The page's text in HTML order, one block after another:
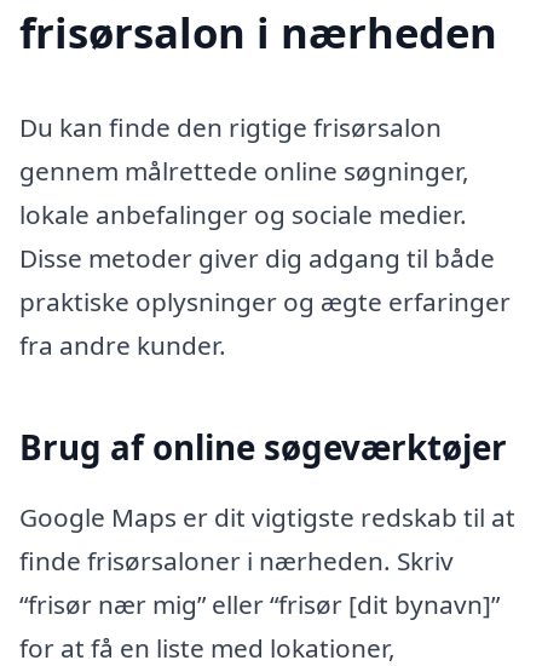
frisørsalon i nærheden
Du kan finde den rigtige frisørsalon
gennem målrettede online søgninger,
lokale anbefalinger og sociale medier.
Disse metoder giver dig adgang til både
praktiske oplysninger og ægte erfaringer
fra andre kunder.
Brug af online søgeværktøjer
Google Maps er dit vigtigste redskab til at
finde frisørsaloner i nærheden. Skriv
“frisør nær mig” eller “frisør [dit bynavn]”
for at få en liste med lokationer,